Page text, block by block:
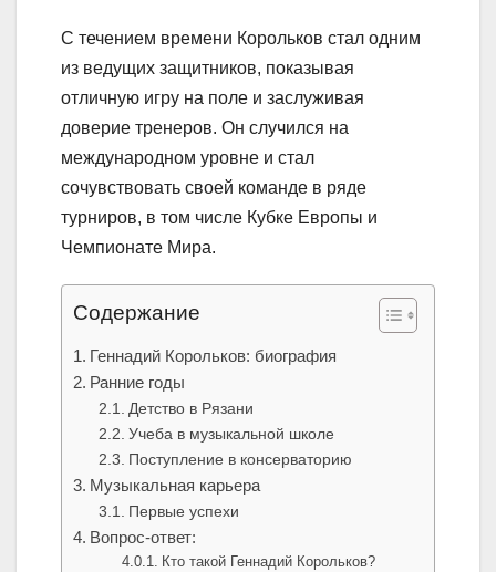
С течением времени Корольков стал одним
из ведущих защитников, показывая
отличную игру на поле и заслуживая
доверие тренеров. Он случился на
международном уровне и стал
сочувствовать своей команде в ряде
турниров, в том числе Кубке Европы и
Чемпионате Мира.
Содержание
Геннадий Корольков: биография
Ранние годы
Детство в Рязани
Учеба в музыкальной школе
Поступление в консерваторию
Музыкальная карьера
Первые успехи
Вопрос-ответ:
Кто такой Геннадий Корольков?